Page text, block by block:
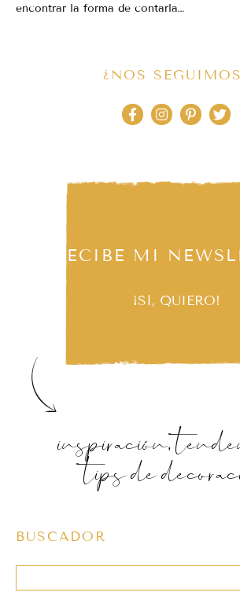
encontrar la forma de contarla…
¿NOS
RECIBE MI
¡SÍ, QUIERO!
inspiración,
tips de
BUSCADOR